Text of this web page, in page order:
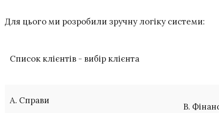
Для цього ми розробили зручну логіку системи:
Список клієнтів - вибір клієнта
A. Справи
B.